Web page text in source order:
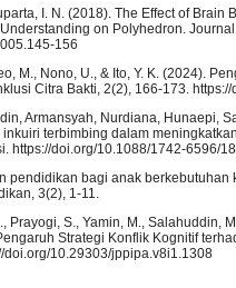
I. N. (2018). The Effect of
on Polyhedron.
156
M., Nono, U., & Ito, Y. K. (2024).
Citra Bakti, 2(2), 166-173.
Armansyah, Nurdiana, Hunaepi,
terbimbing dalam
https://doi.org/10.1088/1742-6596/
pendidikan bagi anak
3(2), 1-11.
Prayogi, S., Yamin, M., Salahuddin,
Strategi Konflik Kognitif
10.29303/jppipa.v8i1.1308